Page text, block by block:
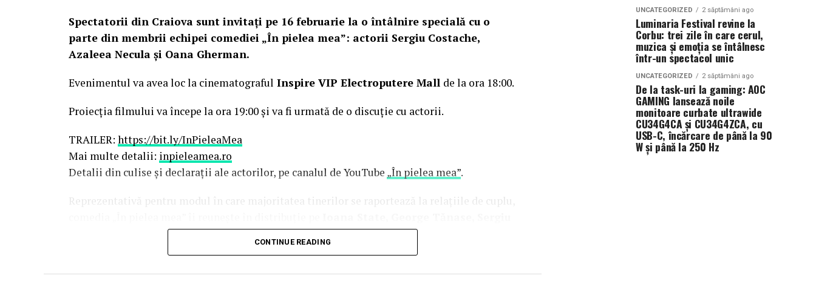
Spectatorii din Craiova sunt invitați pe 16 februarie la o întâlnire specială cu o
parte din membrii echipei comediei „În pielea mea”: actorii Sergiu Costache,
Azaleea Necula și Oana Gherman.
Evenimentul va avea loc la cinematograful Inspire VIP Electroputere Mall de la ora 18:00.
Proiecția filmului va începe la ora 19:00 și va fi urmată de o discuție cu actorii.
TRAILER: https://bit.ly/InPieleaMea
Mai multe detalii: inpieleamea.ro
Detalii din culise și declarații ale actorilor, pe canalul de YouTube „În pielea mea”.
Reprezentativă pentru modul în care majoritatea tinerilor se raportează la relațiile de cuplu,
Costache, Oana Gherman, Vlad Gherman, Azaleea Necula, Alexandra Răduță,
O comedie savuroasă despre un „schimb de roluri” pe care patru cupluri îl acceptă pe durata
CONTINUE READING
UNCATEGORIZED 2 săptămâni ago
Luminaria Festival revine la
Corbu: trei zile în care cerul,
muzica și emoția se întâlnesc
într-un spectacol unic
UNCATEGORIZED 2 săptămâni ago
De la task-uri la gaming: AOC
GAMING lansează noile
monitoare curbate ultrawide
CU34G4CA și CU34G4ZCA, cu
USB-C, încărcare de până la 90
W și până la 250 Hz